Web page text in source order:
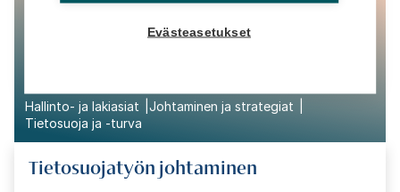
Hallinto- ja lakiasiat
Johtaminen ja strategiat
Tietosuoja ja -turva
Tietosuojatyön johtaminen
Evästeasetukset